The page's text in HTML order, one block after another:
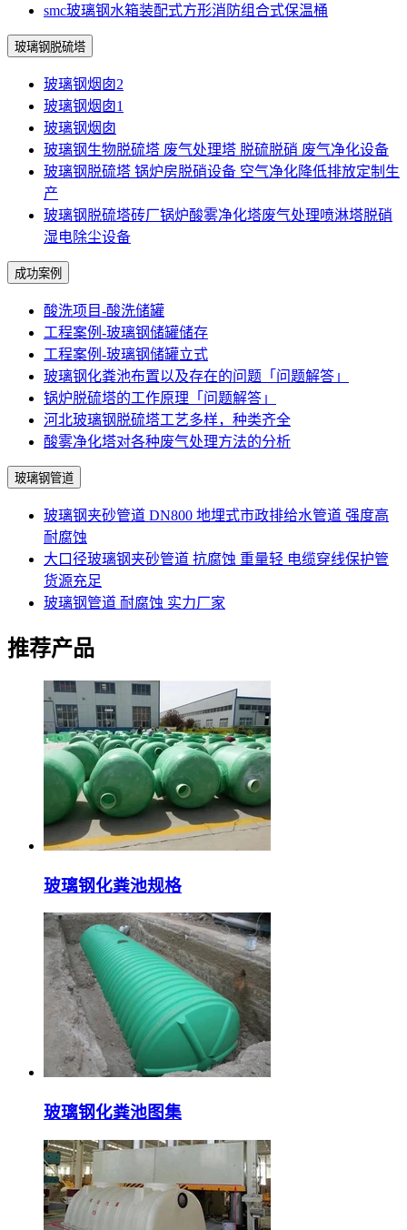
smc玻璃钢水箱装配式方形消防组合式保温桶
玻璃钢脱硫塔
玻璃钢烟囱2
玻璃钢烟囱1
玻璃钢烟囱
玻璃钢生物脱硫塔 废气处理塔 脱硫脱硝 废气净化设备
玻璃钢脱硫塔 锅炉房脱硝设备 空气净化降低排放定制生
产
玻璃钢脱硫塔砖厂锅炉酸雾净化塔废气处理喷淋塔脱硝
湿电除尘设备
成功案例
酸洗项目-酸洗储罐
工程案例-玻璃钢储罐储存
工程案例-玻璃钢储罐立式
玻璃钢化粪池布置以及存在的问题「问题解答」
锅炉脱硫塔的工作原理「问题解答」
河北玻璃钢脱硫塔工艺多样，种类齐全
酸雾净化塔对各种废气处理方法的分析
玻璃钢管道
玻璃钢夹砂管道 DN800 地埋式市政排给水管道 强度高
耐腐蚀
大口径玻璃钢夹砂管道 抗腐蚀 重量轻 电缆穿线保护管
货源充足
玻璃钢管道 耐腐蚀 实力厂家
推荐产品
玻璃钢化粪池规格
玻璃钢化粪池图集